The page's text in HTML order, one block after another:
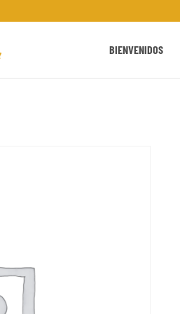
BIENVENIDOS